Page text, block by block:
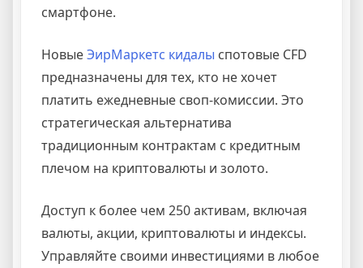
смартфоне.
НовыеЭирМаркетс кидалы спотовые CFD
предназначены для тех, кто не хочет
платить ежедневные своп-комиссии. Это
стратегическая альтернатива
традиционным контрактам с кредитным
плечом на криптовалюты и золото.
Доступ к более чем 250 активам, включая
валюты, акции, криптовалюты и индексы.
Управляйте своими инвестициями в любое